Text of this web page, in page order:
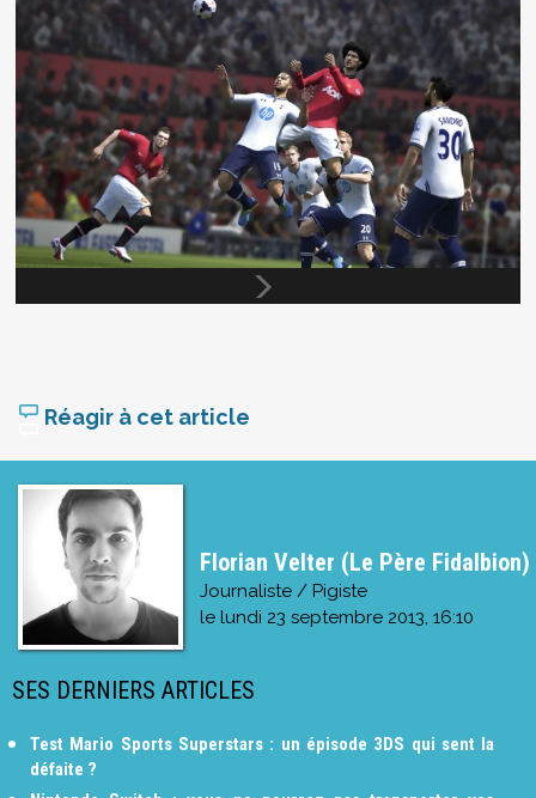
Réagir à cet article
Florian Velter (Le Père Fidalbion)
Journaliste / Pigiste
le lundi 23 septembre 2013, 16:10
SES DERNIERS ARTICLES
Test Mario Sports Superstars : un épisode 3DS qui sent la
défaite ?